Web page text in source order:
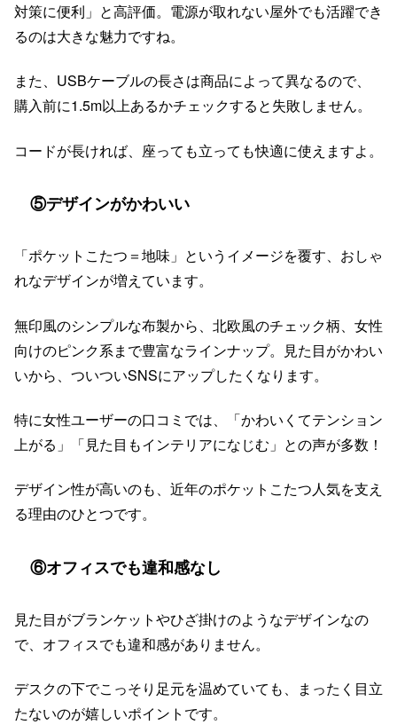
対策に便利」と高評価。電源が取れない屋外でも活躍でき
るのは大きな魅力ですね。
また、USBケーブルの長さは商品によって異なるので、
購入前に1.5m以上あるかチェックすると失敗しません。
コードが長ければ、座っても立っても快適に使えますよ。
⑤デザインがかわいい
「ポケットこたつ＝地味」というイメージを覆す、おしゃ
れなデザインが増えています。
無印風のシンプルな布製から、北欧風のチェック柄、女性
向けのピンク系まで豊富なラインナップ。見た目がかわい
いから、ついついSNSにアップしたくなります。
特に女性ユーザーの口コミでは、「かわいくてテンション
上がる」「見た目もインテリアになじむ」との声が多数！
デザイン性が高いのも、近年のポケットこたつ人気を支え
る理由のひとつです。
⑥オフィスでも違和感なし
見た目がブランケットやひざ掛けのようなデザインなの
で、オフィスでも違和感がありません。
デスクの下でこっそり足元を温めていても、まったく目立
たないのが嬉しいポイントです。